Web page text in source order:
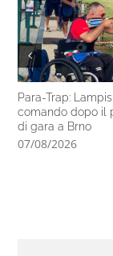
Para-Trap:
comando dopo il
di gara a Brno
07/08/2026